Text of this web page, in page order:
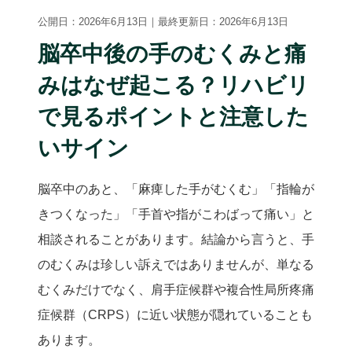
公開日：2026年6月13日｜最終更新日：2026年6月13日
脳卒中後の手のむくみと痛
みはなぜ起こる？リハビリ
で見るポイントと注意した
いサイン
脳卒中のあと、「麻痺した手がむくむ」「指輪が
きつくなった」「手首や指がこわばって痛い」と
相談されることがあります。結論から言うと、手
のむくみは珍しい訴えではありませんが、単なる
むくみだけでなく、肩手症候群や複合性局所疼痛
症候群（CRPS）に近い状態が隠れていることも
あります。